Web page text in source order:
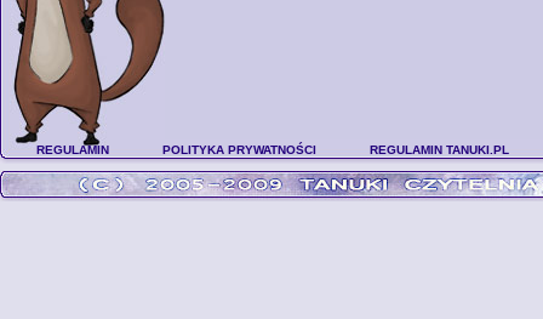
REGULAMIN POLITYKA PRYWATNOŚCI REGULAMIN TANUKI.PL